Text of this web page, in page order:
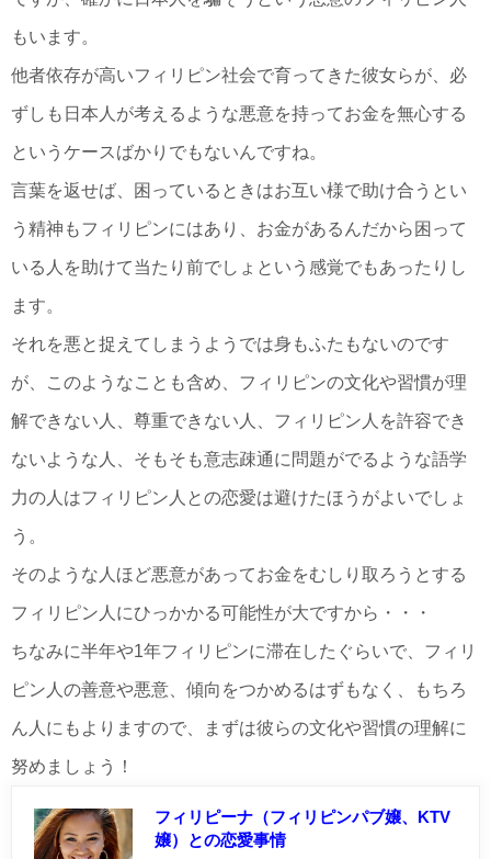
もいます。
他者依存が高いフィリピン社会で育ってきた彼女らが、必
ずしも日本人が考えるような悪意を持ってお金を無心する
というケースばかりでもないんですね。
言葉を返せば、困っているときはお互い様で助け合うとい
う精神もフィリピンにはあり、お金があるんだから困って
いる人を助けて当たり前でしょという感覚でもあったりし
ます。
それを悪と捉えてしまうようでは身もふたもないのです
が、このようなことも含め、フィリピンの文化や習慣が理
解できない人、尊重できない人、フィリピン人を許容でき
ないような人、そもそも意志疎通に問題がでるような語学
力の人はフィリピン人との恋愛は避けたほうがよいでしょ
う。
そのような人ほど悪意があってお金をむしり取ろうとする
フィリピン人にひっかかる可能性が大ですから・・・
ちなみに半年や1年フィリピンに滞在したぐらいで、フィリ
ピン人の善意や悪意、傾向をつかめるはずもなく、もちろ
ん人にもよりますので、まずは彼らの文化や習慣の理解に
努めましょう！
フィリピーナ（フィリピンパブ嬢、KTV
嬢）との恋愛事情